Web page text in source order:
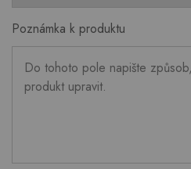
Poznámka k produktu